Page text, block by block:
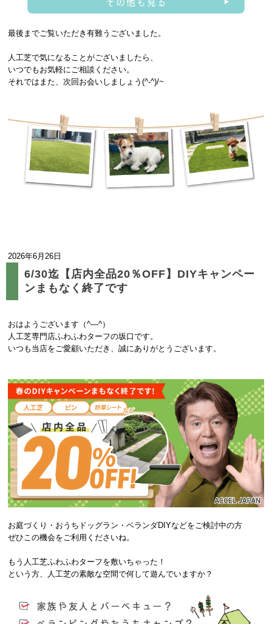
最後までご覧いただき有難うございました。
人工芝で気になることがございましたら、
いつでもお気軽にご相談ください。
それではまた、次回お会いしましょう(^-^)/~
2026年6月26日
6/30迄【店内全品20％OFF】DIYキャンペー
ンまもなく終了です
おはようございます（^―^）
人工芝専門店ふわふわターフの坂口です。
いつも当店をご愛顧いただき、誠にありがとうございます。
お庭づくり・おうちドッグラン・ベランダDIYなどをご検討中の方
ぜひこの機会をご利用くださいね。
もう人工芝ふわふわターフを敷いちゃった！
という方、人工芝の素敵な空間で何して遊んでいますか？